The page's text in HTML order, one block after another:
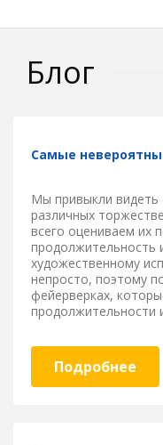
Блог
Самые
Мы привыкли видеть
различных
всего оцениваем их
продолжительность
художественному
непросто, поэтому
фейерверках,
продолжительности
Подробнее